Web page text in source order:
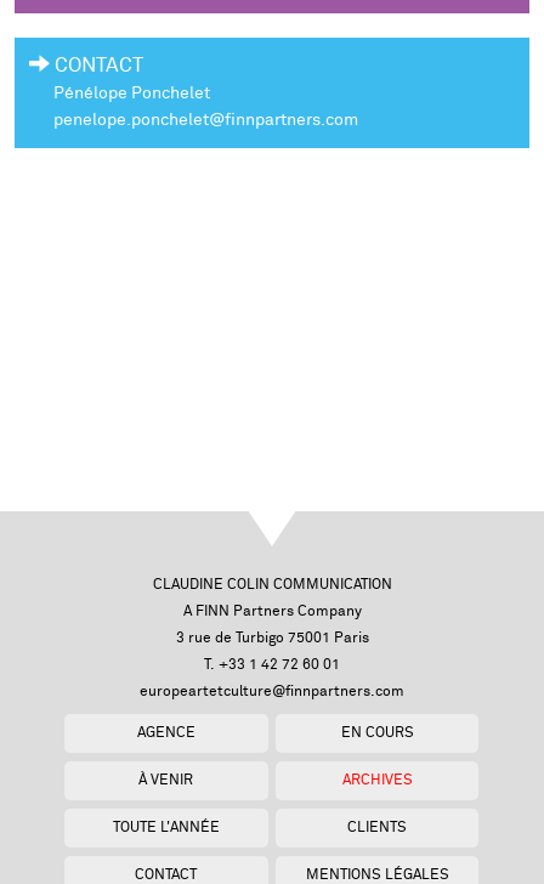
CONTACT
Pénélope Ponchelet
penelope.ponchelet@finnpartners.com
CLAUDINE COLIN COMMUNICATION
A FINN Partners Company
3 rue de Turbigo 75001 Paris
T. +33 1 42 72 60 01
europeartetculture@finnpartners.com
AGENCE EN COURS
À VENIR ARCHIVES
TOUTE L'ANNÉE CLIENTS
CONTACT MENTIONS LÉGALES